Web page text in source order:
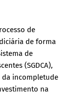
de
de forma
de
(SGDCA),
incompletude
na